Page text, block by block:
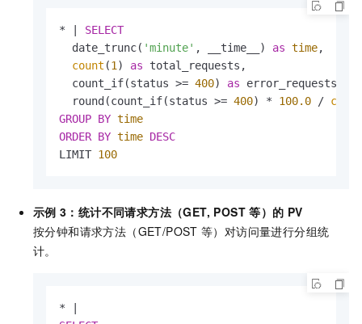
*
SELECT
  date_trunc(
'minute' , __time__) as time,
count (1 ) as total_requests,
  count_if(status
>= 400) as error_requests,
  round(count_if(status
>= 400) * 100.0 / count
GROUP BY time
ORDER BY time DESC
LIMIT 100
示例 3：统计不同请求方法（GET, POST 等）的 PV
按分钟和请求方法（GET/POST 等）对访问量进行分组统
计。
*